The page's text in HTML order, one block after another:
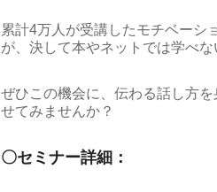
累計4万人が受講したモチベーシ
が、決して本やネットでは学べ
ぜひこの機会に、伝わる話し方
せてみませんか？
〇セミナー詳細：